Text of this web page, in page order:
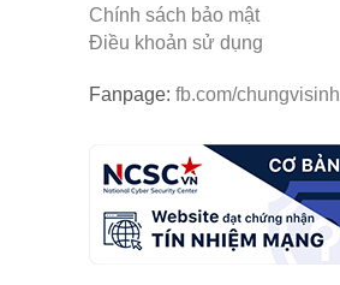
Chính sách bảo mật
Điều khoản sử dụng
Fanpage: fb.com/chungvisinh